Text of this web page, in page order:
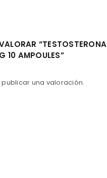
“TESTOSTERONA
10 AMPOULES”
una valoración.